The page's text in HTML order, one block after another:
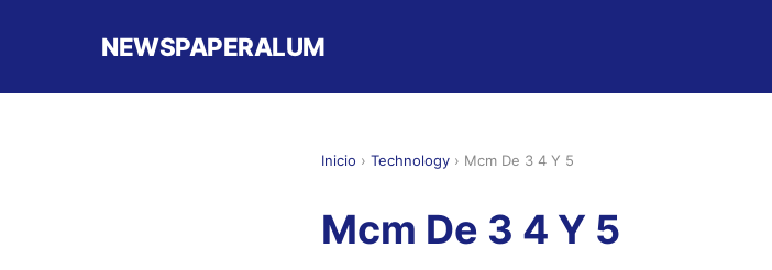
NEWSPAPERALUM
Inicio › Technology › Mcm De 3 4 Y 5
Mcm De 3 4 Y 5